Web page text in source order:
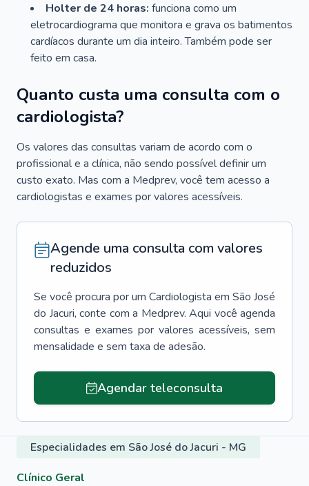
Holter de 24 horas: funciona como um
eletrocardiograma que monitora e grava os batimentos
cardíacos durante um dia inteiro. Também pode ser
feito em casa.
Quanto custa uma consulta com o
cardiologista?
Os valores das consultas variam de acordo com o
profissional e a clínica, não sendo possível definir um
custo exato. Mas com a Medprev, você tem acesso a
cardiologistas e exames por valores acessíveis.
Agende uma consulta com valores
reduzidos
Se você procura por um Cardiologista em São José
do Jacuri, conte com a Medprev. Aqui você agenda
consultas e exames por valores acessíveis, sem
mensalidade e sem taxa de adesão.
Agendar teleconsulta
Especialidades em São José do Jacuri - MG
Clínico Geral